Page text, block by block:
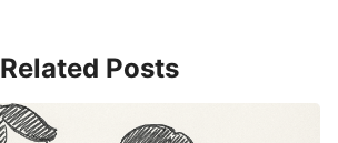
Related Posts